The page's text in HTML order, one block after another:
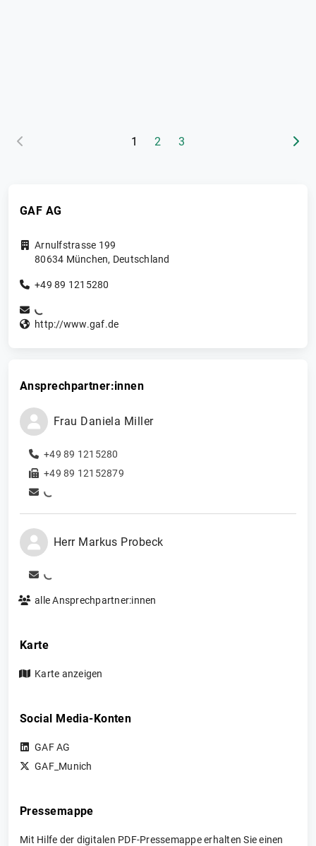
1 (aktuelle Seite)
2 3
GAF AG
Arnulfstrasse 199
80634 München, Deutschland
+49 89 1215280
http://www.gaf.de
Ansprechpartner:innen
Frau Daniela Miller
+49 89 1215280
+49 89 12152879
Herr Markus Probeck
alle Ansprechpartner:innen
Karte
Karte anzeigen
Social Media-Konten
GAF AG
GAF_Munich
Pressemappe
Mit Hilfe der digitalen PDF-Pressemappe erhalten Sie einen